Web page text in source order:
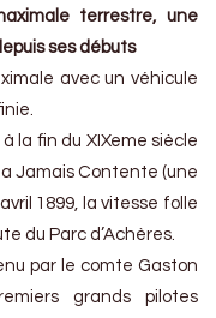
terrestre, une
ses débuts
avec un véhicule
la fin du XIXeme siècle
Jamais Contente (une
1899, la vitesse folle
du Parc d’Achères.
par le comte Gaston
grands pilotes